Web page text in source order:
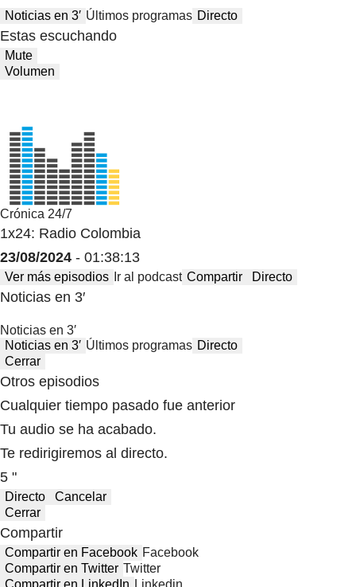
Noticias en 3′ Últimos programas Directo
Estas escuchando
Mute
Volumen
Crónica 24/7
1x24: Radio Colombia
23/08/2024 - 01:38:13
Ver más episodios Ir al podcast Compartir Directo
Noticias en 3′
Noticias en 3′
Noticias en 3′ Últimos programas Directo
Cerrar
Otros episodios
Cualquier tiempo pasado fue anterior
Tu audio se ha acabado.
Te redirigiremos al directo.
5 "
Directo
Cancelar
Cerrar
Compartir
Compartir en Facebook Facebook
Compartir en Twitter Twitter
Compartir en LinkedIn
Linkedin